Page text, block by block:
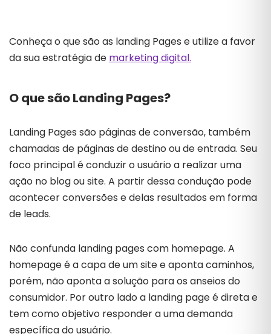
Conheça o que são as landing Pages e utilize a favor
da sua estratégia de marketing digital.
O que são Landing Pages?
Landing Pages são páginas de conversão, também
chamadas de páginas de destino ou de entrada. Seu
foco principal é conduzir o usuário a realizar uma
ação no blog ou site. A partir dessa condução pode
acontecer conversões e delas resultados em forma
de leads.
Não confunda landing pages com homepage. A
homepage é a capa de um site e aponta caminhos,
porém, não aponta a solução para os anseios do
consumidor. Por outro lado a landing page é direta e
tem como objetivo responder a uma demanda
específica do usuário.